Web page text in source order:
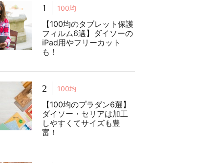
1 100均
【100均のタブレット保護
フィルム6選】ダイソーの
iPad用やフリーカット
も！
2 100均
【100均のプラダン6選】
ダイソー・セリアは加工
しやすくてサイズも豊
富！